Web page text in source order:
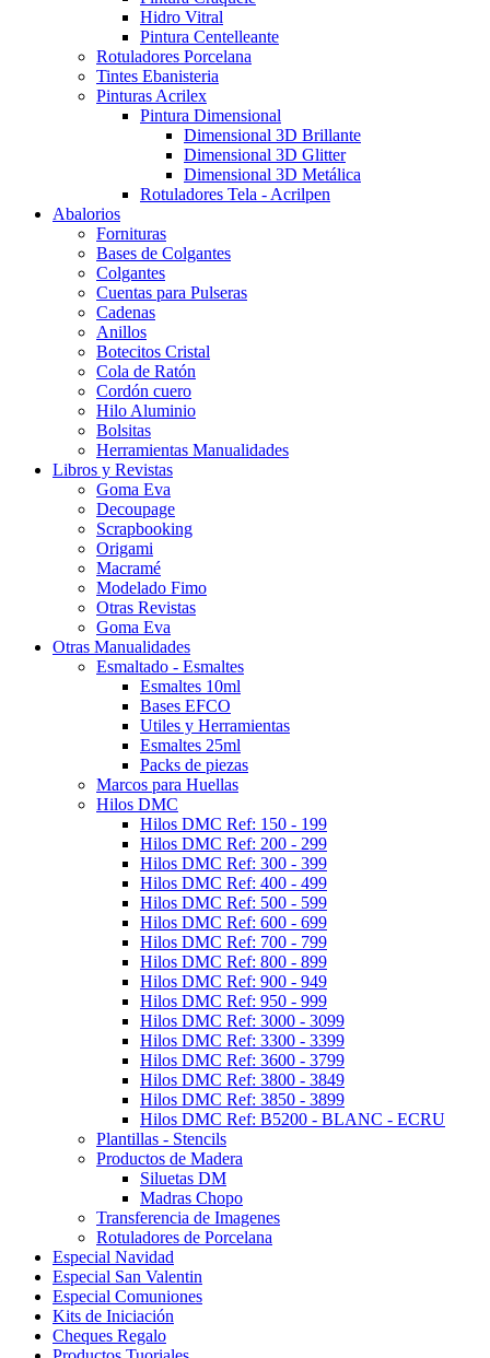
Hidro Vitral
Pintura Centelleante
Rotuladores Porcelana
Tintes Ebanisteria
Pinturas Acrilex
Pintura Dimensional
Dimensional 3D Brillante
Dimensional 3D Glitter
Dimensional 3D Metálica
Rotuladores Tela - Acrilpen
Abalorios
Fornituras
Bases de Colgantes
Colgantes
Cuentas para Pulseras
Cadenas
Anillos
Botecitos Cristal
Cola de Ratón
Cordón cuero
Hilo Aluminio
Bolsitas
Herramientas Manualidades
Libros y Revistas
Goma Eva
Decoupage
Scrapbooking
Origami
Macramé
Modelado Fimo
Otras Revistas
Goma Eva
Otras Manualidades
Esmaltado - Esmaltes
Esmaltes 10ml
Bases EFCO
Utiles y Herramientas
Esmaltes 25ml
Packs de piezas
Marcos para Huellas
Hilos DMC
Hilos DMC Ref: 150 - 199
Hilos DMC Ref: 200 - 299
Hilos DMC Ref: 300 - 399
Hilos DMC Ref: 400 - 499
Hilos DMC Ref: 500 - 599
Hilos DMC Ref: 600 - 699
Hilos DMC Ref: 700 - 799
Hilos DMC Ref: 800 - 899
Hilos DMC Ref: 900 - 949
Hilos DMC Ref: 950 - 999
Hilos DMC Ref: 3000 - 3099
Hilos DMC Ref: 3300 - 3399
Hilos DMC Ref: 3600 - 3799
Hilos DMC Ref: 3800 - 3849
Hilos DMC Ref: 3850 - 3899
Hilos DMC Ref: B5200 - BLANC - ECRU
Plantillas - Stencils
Productos de Madera
Siluetas DM
Madras Chopo
Transferencia de Imagenes
Rotuladores de Porcelana
Especial Navidad
Especial San Valentin
Especial Comuniones
Kits de Iniciación
Cheques Regalo